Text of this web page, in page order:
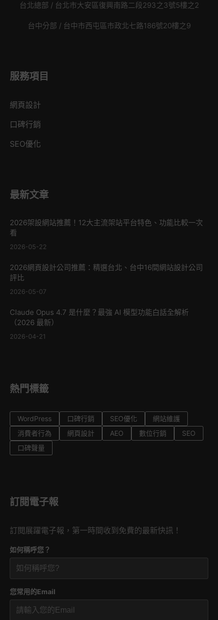
台北總部 / 台北市大安區復興南路二段293之3號5樓之2
台中分部 / 台中市西屯區市政北七路186號20樓之9
服務項目
網頁設計
口碑行銷
SEO優化
最新文章
2026架設網站推薦！12大主流架站平台特色、功能比較一次
看
2026-05-22
2026網頁設計公司推薦：精選台北、台中16間網站設計公司
評比
2026-05-07
Claude Opus 4.7 是什麼？最強 AI 模型功能白話全解析
（2026 最新）
2026-04-21
熱門標籤
WordPress 口碑行銷 SEO優化
網站維護
消費者行為
網頁設計 AEO 數位行銷
SEO
口碑聲量
訂閱電子報
訂閱展躍電子報，第一時間收到免費的最新快訊！
如何稱呼您？
您常用的Email